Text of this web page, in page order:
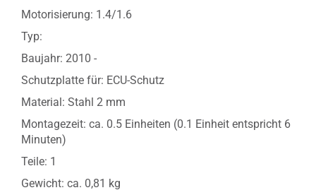
Motorisierung: 1.4/1.6
Typ:
Baujahr: 2010 -
Schutzplatte für: ECU-Schutz
Material: Stahl 2 mm
Montagezeit: ca. 0.5 Einheiten (0.1 Einheit entspricht 6
Minuten)
Teile: 1
Gewicht: ca. 0,81 kg